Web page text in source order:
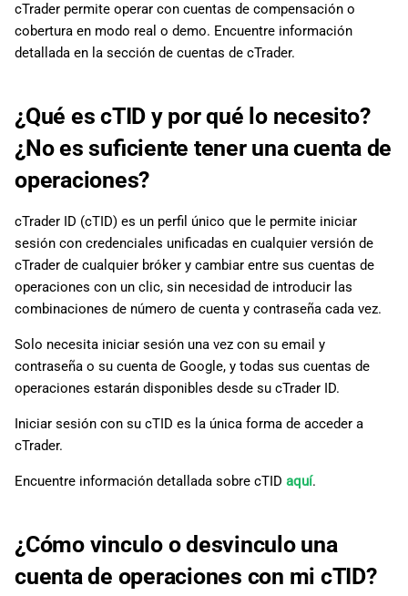
cTrader permite operar con cuentas de compensación o
cobertura en modo real o demo. Encuentre información
detallada en la sección de cuentas de cTrader.
¿Qué es cTID y por qué lo necesito?
¿No es suficiente tener una cuenta de
operaciones?
cTrader ID (cTID) es un perfil único que le permite iniciar
sesión con credenciales unificadas en cualquier versión de
cTrader de cualquier bróker y cambiar entre sus cuentas de
operaciones con un clic, sin necesidad de introducir las
combinaciones de número de cuenta y contraseña cada vez.
Solo necesita iniciar sesión una vez con su email y
contraseña o su cuenta de Google, y todas sus cuentas de
operaciones estarán disponibles desde su cTrader ID.
Iniciar sesión con su cTID es la única forma de acceder a
cTrader.
Encuentre información detallada sobre cTID aquí.
¿Cómo vinculo o desvinculo una
cuenta de operaciones con mi cTID?